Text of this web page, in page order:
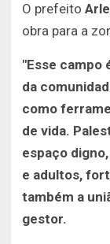
O prefeito
obra para a
"Esse campo
da
como
de vida.
espaço
e adultos,
também a
gestor.